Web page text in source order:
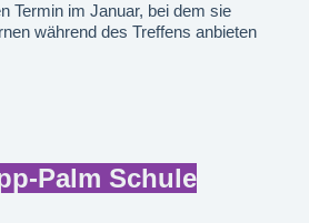
Termin im Januar, bei dem sie
während des Treffens anbieten
Palm Schule